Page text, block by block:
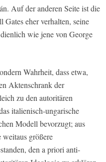
Auf der anderen Seite ist die
eher verhalten, seine
wie jene von George
Wahrheit, dass etwa,
Aktenschrank der
zu den autoritären
italienisch-ungarische
Modell bevorzugt; aus
größere
den a priori anti-